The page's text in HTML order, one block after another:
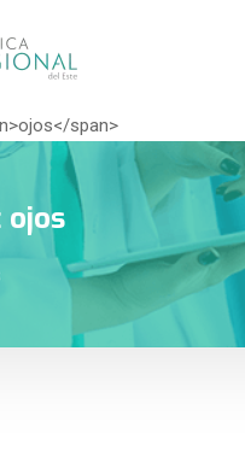
ojos